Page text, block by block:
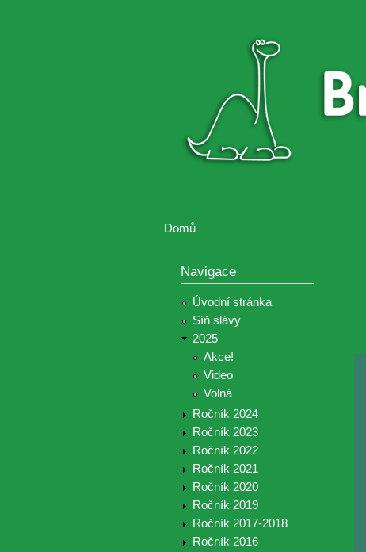
Brontosaurus
Brontosaurus
Domů
Navigace
Úvodní stránka
Síň slávy
2025
Akce!
Video
Volná
Ročník 2024
Ročník 2023
Ročník 2022
Ročník 2021
Ročník 2020
Ročník 2019
Ročník 2017-2018
Ročník 2016